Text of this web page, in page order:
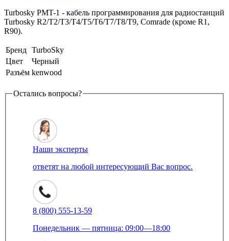
Turbosky PMT-1 - кабель программирования для радиостанций
Turbosky R2/T2/T3/T4/T5/T6/T7/T8/T9, Comrade (кроме R1,
R90).
Бренд TurboSky
Цвет
Черный
Разъём kenwood
Остались вопросы?
Наши эксперты
ответят на любой интересующий Вас вопрос.
8 (800) 555-13-59
Понедельник — пятница: 09:00—18:00